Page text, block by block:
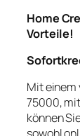
Home
Vorteile!
Mit einem
75000,
können